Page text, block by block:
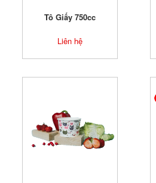
Tô Giấy 750cc
Liên hệ